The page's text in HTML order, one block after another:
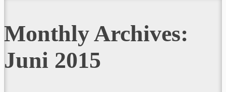
Monthly Archives:
Juni 2015